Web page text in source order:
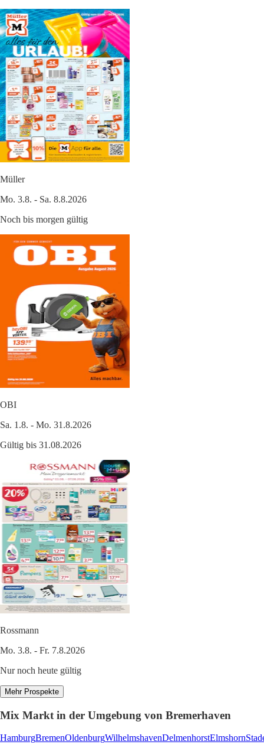
Müller
Mo. 3.8. - Sa. 8.8.2026
Noch bis morgen gültig
OBI
Sa. 1.8. - Mo. 31.8.2026
Gültig bis 31.08.2026
Rossmann
Mo. 3.8. - Fr. 7.8.2026
Nur noch heute gültig
Mehr Prospekte
Mix Markt in der Umgebung von Bremerhaven
HamburgBremenOldenburgWilhelmshavenDelmenhorstElmshorn